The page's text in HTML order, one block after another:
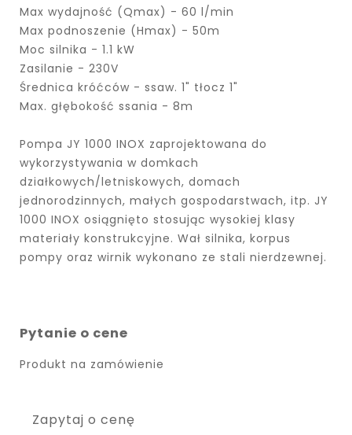
Max wydajność (Qmax) - 60 l/min
Max podnoszenie (Hmax) - 50m
Moc silnika - 1.1 kW
Zasilanie - 230V
Średnica króćców - ssaw. 1" tłocz 1"
Max. głębokość ssania - 8m
Pompa JY 1000 INOX zaprojektowana do
wykorzystywania w domkach
działkowych/letniskowych, domach
jednorodzinnych, małych gospodarstwach, itp. JY
1000 INOX osiągnięto stosując wysokiej klasy
materiały konstrukcyjne. Wał silnika, korpus
pompy oraz wirnik wykonano ze stali nierdzewnej.
Pytanie o cene
Produkt na zamówienie
Zapytaj o cenę